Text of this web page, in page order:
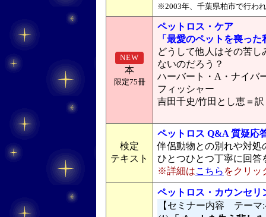
※2003年、千葉県柏市で行わ
NEW
本
限定75冊
ペットロス・ケア
「最愛のペットを喪った
どうして他人はその苦し
ないのだろう？
ハーバート・A・ナイ
フィッシャー
吉田千史/竹田とし恵＝訳
検定
テキスト
ペットロス Q&A 質疑応
伴侶動物との別れや対処
ひとつひとつ丁寧に回答
※詳細はこちら をクリッ
ペットロス・カウンセ
【セミナー内容 テーマ